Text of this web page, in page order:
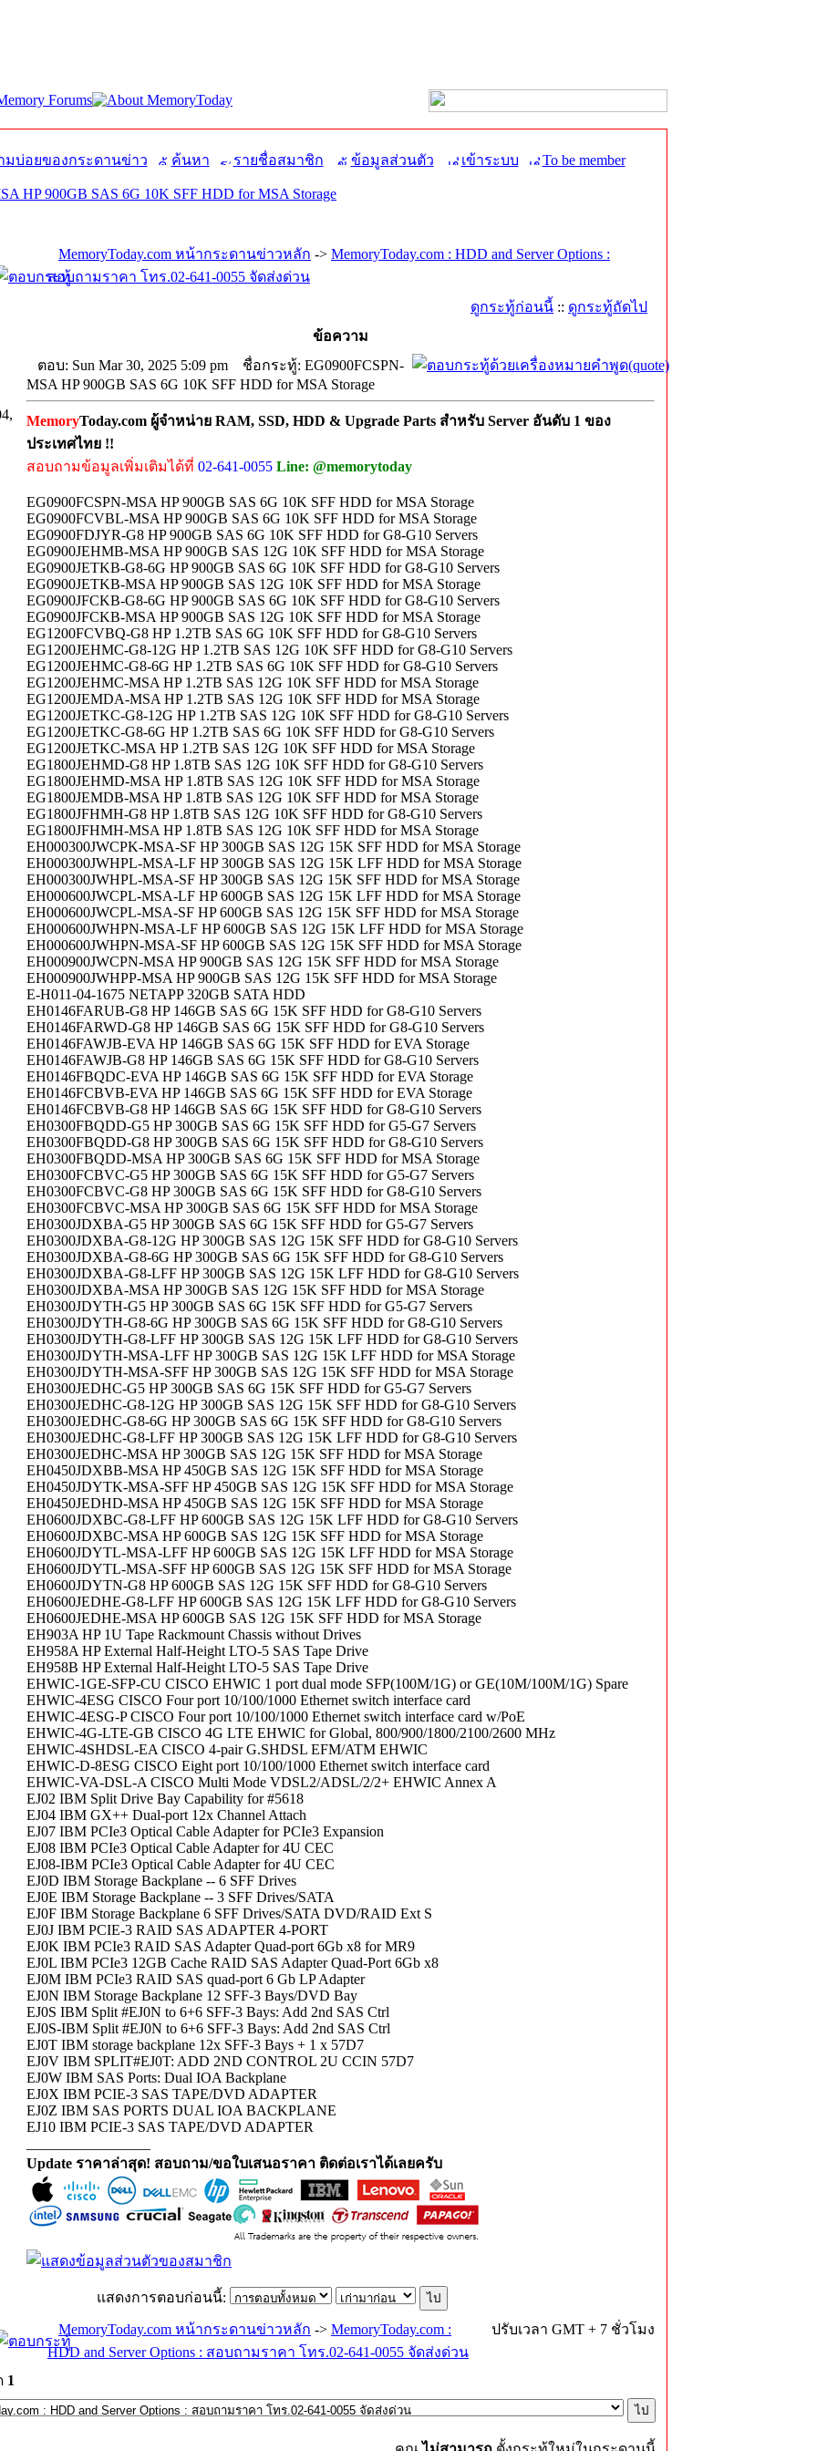
มบ่อยของกระดานข่าว ค้นหา รายชื่อสมาชิก ข้อมูลส่วนตัว เข้าระบบ To be member
HP 900GB SAS 6G 10K SFF HDD for MSA Storage
MemoryToday.com หน้ากระดานข่าวหลัก -> MemoryToday.com : HDD and Server Options :
สอบถามราคา โทร.02-641-0055 จัดส่งด่วน
ดูกระทู้ก่อนนี้ :: ดูกระทู้ถัดไป
ข้อความ
ตอบ: Sun Mar 30, 2025 5:09 pm
ชื่อกระทู้: EG0900FCSPN-
MSA HP 900GB SAS 6G 10K SFF HDD for MSA Storage
MemoryToday.com ผู้จำหน่าย RAM, SSD, HDD & Upgrade Parts สำหรับ Server อันดับ 1 ของ
ประเทศไทย !!
สอบถามข้อมูลเพิ่มเติมได้ที่ 02-641-0055 Line: @memorytoday
EG0900FCSPN-MSA HP 900GB SAS 6G 10K SFF HDD for MSA Storage
EG0900FCVBL-MSA HP 900GB SAS 6G 10K SFF HDD for MSA Storage
EG0900FDJYR-G8 HP 900GB SAS 6G 10K SFF HDD for G8-G10 Servers
EG0900JEHMB-MSA HP 900GB SAS 12G 10K SFF HDD for MSA Storage
EG0900JETKB-G8-6G HP 900GB SAS 6G 10K SFF HDD for G8-G10 Servers
EG0900JETKB-MSA HP 900GB SAS 12G 10K SFF HDD for MSA Storage
EG0900JFCKB-G8-6G HP 900GB SAS 6G 10K SFF HDD for G8-G10 Servers
EG0900JFCKB-MSA HP 900GB SAS 12G 10K SFF HDD for MSA Storage
EG1200FCVBQ-G8 HP 1.2TB SAS 6G 10K SFF HDD for G8-G10 Servers
EG1200JEHMC-G8-12G HP 1.2TB SAS 12G 10K SFF HDD for G8-G10 Servers
EG1200JEHMC-G8-6G HP 1.2TB SAS 6G 10K SFF HDD for G8-G10 Servers
EG1200JEHMC-MSA HP 1.2TB SAS 12G 10K SFF HDD for MSA Storage
EG1200JEMDA-MSA HP 1.2TB SAS 12G 10K SFF HDD for MSA Storage
EG1200JETKC-G8-12G HP 1.2TB SAS 12G 10K SFF HDD for G8-G10 Servers
EG1200JETKC-G8-6G HP 1.2TB SAS 6G 10K SFF HDD for G8-G10 Servers
EG1200JETKC-MSA HP 1.2TB SAS 12G 10K SFF HDD for MSA Storage
EG1800JEHMD-G8 HP 1.8TB SAS 12G 10K SFF HDD for G8-G10 Servers
EG1800JEHMD-MSA HP 1.8TB SAS 12G 10K SFF HDD for MSA Storage
EG1800JEMDB-MSA HP 1.8TB SAS 12G 10K SFF HDD for MSA Storage
EG1800JFHMH-G8 HP 1.8TB SAS 12G 10K SFF HDD for G8-G10 Servers
EG1800JFHMH-MSA HP 1.8TB SAS 12G 10K SFF HDD for MSA Storage
EH000300JWCPK-MSA-SF HP 300GB SAS 12G 15K SFF HDD for MSA Storage
EH000300JWHPL-MSA-LF HP 300GB SAS 12G 15K LFF HDD for MSA Storage
EH000300JWHPL-MSA-SF HP 300GB SAS 12G 15K SFF HDD for MSA Storage
EH000600JWCPL-MSA-LF HP 600GB SAS 12G 15K LFF HDD for MSA Storage
EH000600JWCPL-MSA-SF HP 600GB SAS 12G 15K SFF HDD for MSA Storage
EH000600JWHPN-MSA-LF HP 600GB SAS 12G 15K LFF HDD for MSA Storage
EH000600JWHPN-MSA-SF HP 600GB SAS 12G 15K SFF HDD for MSA Storage
EH000900JWCPN-MSA HP 900GB SAS 12G 15K SFF HDD for MSA Storage
EH000900JWHPP-MSA HP 900GB SAS 12G 15K SFF HDD for MSA Storage
E-H011-04-1675 NETAPP 320GB SATA HDD
EH0146FARUB-G8 HP 146GB SAS 6G 15K SFF HDD for G8-G10 Servers
EH0146FARWD-G8 HP 146GB SAS 6G 15K SFF HDD for G8-G10 Servers
EH0146FAWJB-EVA HP 146GB SAS 6G 15K SFF HDD for EVA Storage
EH0146FAWJB-G8 HP 146GB SAS 6G 15K SFF HDD for G8-G10 Servers
EH0146FBQDC-EVA HP 146GB SAS 6G 15K SFF HDD for EVA Storage
EH0146FCBVB-EVA HP 146GB SAS 6G 15K SFF HDD for EVA Storage
EH0146FCBVB-G8 HP 146GB SAS 6G 15K SFF HDD for G8-G10 Servers
EH0300FBQDD-G5 HP 300GB SAS 6G 15K SFF HDD for G5-G7 Servers
EH0300FBQDD-G8 HP 300GB SAS 6G 15K SFF HDD for G8-G10 Servers
EH0300FBQDD-MSA HP 300GB SAS 6G 15K SFF HDD for MSA Storage
EH0300FCBVC-G5 HP 300GB SAS 6G 15K SFF HDD for G5-G7 Servers
EH0300FCBVC-G8 HP 300GB SAS 6G 15K SFF HDD for G8-G10 Servers
EH0300FCBVC-MSA HP 300GB SAS 6G 15K SFF HDD for MSA Storage
EH0300JDXBA-G5 HP 300GB SAS 6G 15K SFF HDD for G5-G7 Servers
EH0300JDXBA-G8-12G HP 300GB SAS 12G 15K SFF HDD for G8-G10 Servers
EH0300JDXBA-G8-6G HP 300GB SAS 6G 15K SFF HDD for G8-G10 Servers
EH0300JDXBA-G8-LFF HP 300GB SAS 12G 15K LFF HDD for G8-G10 Servers
EH0300JDXBA-MSA HP 300GB SAS 12G 15K SFF HDD for MSA Storage
EH0300JDYTH-G5 HP 300GB SAS 6G 15K SFF HDD for G5-G7 Servers
EH0300JDYTH-G8-6G HP 300GB SAS 6G 15K SFF HDD for G8-G10 Servers
EH0300JDYTH-G8-LFF HP 300GB SAS 12G 15K LFF HDD for G8-G10 Servers
EH0300JDYTH-MSA-LFF HP 300GB SAS 12G 15K LFF HDD for MSA Storage
EH0300JDYTH-MSA-SFF HP 300GB SAS 12G 15K SFF HDD for MSA Storage
EH0300JEDHC-G5 HP 300GB SAS 6G 15K SFF HDD for G5-G7 Servers
EH0300JEDHC-G8-12G HP 300GB SAS 12G 15K SFF HDD for G8-G10 Servers
EH0300JEDHC-G8-6G HP 300GB SAS 6G 15K SFF HDD for G8-G10 Servers
EH0300JEDHC-G8-LFF HP 300GB SAS 12G 15K LFF HDD for G8-G10 Servers
EH0300JEDHC-MSA HP 300GB SAS 12G 15K SFF HDD for MSA Storage
EH0450JDXBB-MSA HP 450GB SAS 12G 15K SFF HDD for MSA Storage
EH0450JDYTK-MSA-SFF HP 450GB SAS 12G 15K SFF HDD for MSA Storage
EH0450JEDHD-MSA HP 450GB SAS 12G 15K SFF HDD for MSA Storage
EH0600JDXBC-G8-LFF HP 600GB SAS 12G 15K LFF HDD for G8-G10 Servers
EH0600JDXBC-MSA HP 600GB SAS 12G 15K SFF HDD for MSA Storage
EH0600JDYTL-MSA-LFF HP 600GB SAS 12G 15K LFF HDD for MSA Storage
EH0600JDYTL-MSA-SFF HP 600GB SAS 12G 15K SFF HDD for MSA Storage
EH0600JDYTN-G8 HP 600GB SAS 12G 15K SFF HDD for G8-G10 Servers
EH0600JEDHE-G8-LFF HP 600GB SAS 12G 15K LFF HDD for G8-G10 Servers
EH0600JEDHE-MSA HP 600GB SAS 12G 15K SFF HDD for MSA Storage
EH903A HP 1U Tape Rackmount Chassis without Drives
EH958A HP External Half-Height LTO-5 SAS Tape Drive
EH958B HP External Half-Height LTO-5 SAS Tape Drive
EHWIC-1GE-SFP-CU CISCO EHWIC 1 port dual mode SFP(100M/1G) or GE(10M/100M/1G) Spare
EHWIC-4ESG CISCO Four port 10/100/1000 Ethernet switch interface card
EHWIC-4ESG-P CISCO Four port 10/100/1000 Ethernet switch interface card w/PoE
EHWIC-4G-LTE-GB CISCO 4G LTE EHWIC for Global, 800/900/1800/2100/2600 MHz
EHWIC-4SHDSL-EA CISCO 4-pair G.SHDSL EFM/ATM EHWIC
EHWIC-D-8ESG CISCO Eight port 10/100/1000 Ethernet switch interface card
EHWIC-VA-DSL-A CISCO Multi Mode VDSL2/ADSL/2/2+ EHWIC Annex A
EJ02 IBM Split Drive Bay Capability for #5618
EJ04 IBM GX++ Dual-port 12x Channel Attach
EJ07 IBM PCIe3 Optical Cable Adapter for PCIe3 Expansion
EJ08 IBM PCIe3 Optical Cable Adapter for 4U CEC
EJ08-IBM PCIe3 Optical Cable Adapter for 4U CEC
EJ0D IBM Storage Backplane -- 6 SFF Drives
EJ0E IBM Storage Backplane -- 3 SFF Drives/SATA
EJ0F IBM Storage Backplane 6 SFF Drives/SATA DVD/RAID Ext S
EJ0J IBM PCIE-3 RAID SAS ADAPTER 4-PORT
EJ0K IBM PCIe3 RAID SAS Adapter Quad-port 6Gb x8 for MR9
EJ0L IBM PCIe3 12GB Cache RAID SAS Adapter Quad-Port 6Gb x8
EJ0M IBM PCIe3 RAID SAS quad-port 6 Gb LP Adapter
EJ0N IBM Storage Backplane 12 SFF-3 Bays/DVD Bay
EJ0S IBM Split #EJ0N to 6+6 SFF-3 Bays: Add 2nd SAS Ctrl
EJ0S-IBM Split #EJ0N to 6+6 SFF-3 Bays: Add 2nd SAS Ctrl
EJ0T IBM storage backplane 12x SFF-3 Bays + 1 x 57D7
EJ0V IBM SPLIT#EJ0T: ADD 2ND CONTROL 2U CCIN 57D7
EJ0W IBM SAS Ports: Dual IOA Backplane
EJ0X IBM PCIE-3 SAS TAPE/DVD ADAPTER
EJ0Z IBM SAS PORTS DUAL IOA BACKPLANE
EJ10 IBM PCIE-3 SAS TAPE/DVD ADAPTER
Update ราคาล่าสุด! สอบถาม/ขอใบเสนอราคา ติดต่อเราได้เลยครับ
แสดงการตอบก่อนนี้:
MemoryToday.com หน้ากระดานข่าวหลัก -> MemoryToday.com :
HDD and Server Options : สอบถามราคา โทร.02-641-0055 จัดส่งด่วน
ปรับเวลา GMT + 7 ชั่วโมง
1